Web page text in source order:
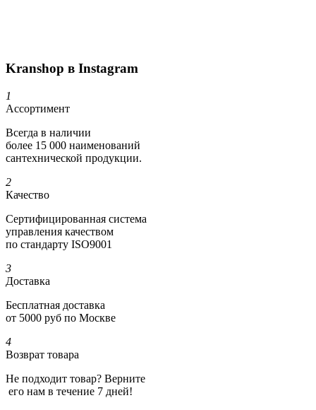
Kranshop в Instagram
1
Ассортимент
Всегда в наличии
более 15 000 наименований
сантехнической продукции.
2
Качество
Сертифициро­ванная система
управления качеством
по стандарту ISO9001
3
Доставка
Бесплатная доставка
от 5000 руб по Москве
4
Возврат товара
Не подходит товар? Верните
его нам в течение 7 дней!